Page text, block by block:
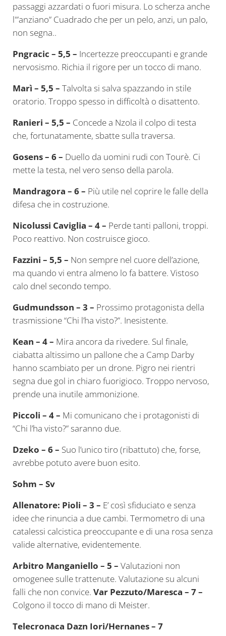
passaggi azzardati o fuori misura. Lo scherza anche
l'”anziano” Cuadrado che per un pelo, anzi, un palo,
non segna..
Pngracic – 5,5 – Incertezze preoccupanti e grande
nervosismo. Richia il rigore per un tocco di mano.
Marì – 5,5 – Talvolta si salva spazzando in stile
oratorio. Troppo spesso in difficoltà o disattento.
Ranieri – 5,5 – Concede a Nzola il colpo di testa
che, fortunatamente, sbatte sulla traversa.
Gosens – 6 – Duello da uomini rudi con Tourè. Ci
mette la testa, nel vero senso della parola.
Mandragora – 6 – Più utile nel coprire le falle della
difesa che in costruzione.
Nicolussi Caviglia – 4 – Perde tanti palloni, troppi.
Poco reattivo. Non costruisce gioco.
Fazzini – 5,5 – Non sempre nel cuore dell’azione,
ma quando vi entra almeno lo fa battere. Vistoso
calo dnel secondo tempo.
Gudmundsson – 3 – Prossimo protagonista della
trasmissione “Chi l’ha visto?”. Inesistente.
Kean – 4 – Mira ancora da rivedere. Sul finale,
ciabatta altissimo un pallone che a Camp Darby
hanno scambiato per un drone. Pigro nei rientri
segna due gol in chiaro fuorigioco. Troppo nervoso,
prende una inutile ammonizione.
Piccoli – 4 – Mi comunicano che i protagonisti di
“Chi l’ha visto?” saranno due.
Dzeko – 6 – Suo l’unico tiro (ribattuto) che, forse,
avrebbe potuto avere buon esito.
Sohm – Sv
Allenatore: Pioli – 3 – E’ così sfiduciato e senza
idee che rinuncia a due cambi. Termometro di una
catalessi calcistica preoccupante e di una rosa senza
valide alternative, evidentemente.
Arbitro Manganiello – 5 – Valutazioni non
omogenee sulle trattenute. Valutazione su alcuni
falli che non convice. Var Pezzuto/Maresca – 7 –
Colgono il tocco di mano di Meister.
Telecronaca Dazn Iori/Hernanes – 7